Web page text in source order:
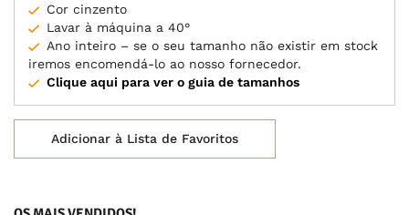
Cor cinzento
Lavar à máquina a 40°
Ano inteiro – se o seu tamanho não existir em stock
iremos encomendá-lo ao nosso fornecedor.
Clique aqui para ver o guia de tamanhos
Adicionar à Lista de Favoritos